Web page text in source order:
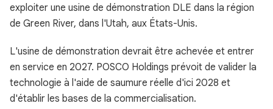
exploiter une usine de démonstration DLE dans la région
de Green River, dans l'Utah, aux États-Unis.
L'usine de démonstration devrait être achevée et entrer
en service en 2027. POSCO Holdings prévoit de valider la
technologie à l'aide de saumure réelle d'ici 2028 et
d'établir les bases de la commercialisation.